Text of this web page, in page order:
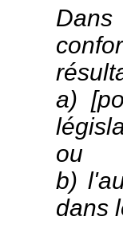
a)
ou
b)
dans